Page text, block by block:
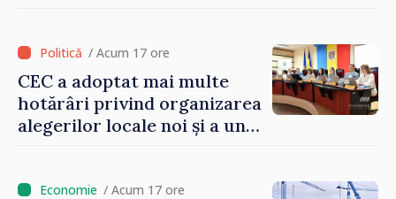
la buget / Acum 17 ore
CEC a adoptat mai multe
hotărâri privind organizarea
alegerilor locale noi și a unui
/ Acum 17 ore